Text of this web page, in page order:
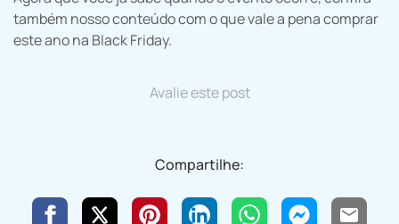
também nosso conteúdo com o que vale a pena comprar
este ano na Black Friday.
Avalie este post
Compartilhe: